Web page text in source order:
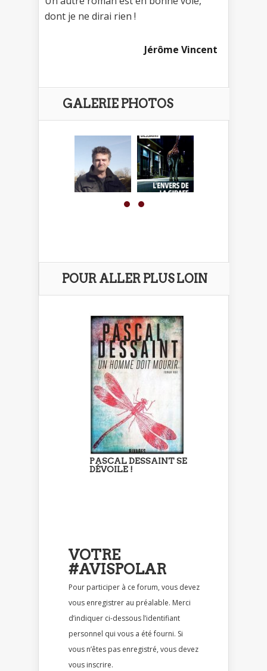
dont je ne dirai rien !
Jérôme Vincent
GALERIE PHOTOS
POUR ALLER PLUS LOIN
PASCAL DESSAINT SE
DÉVOILE !
VOTRE
#AVISPOLAR
Pour participer à ce forum, vous devez
vous enregistrer au préalable. Merci
d’indiquer ci-dessous l’identifiant
personnel qui vous a été fourni. Si
vous n’êtes pas enregistré, vous devez
vous inscrire.